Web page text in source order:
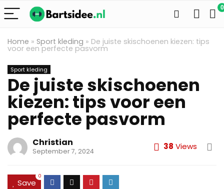
0
Home » Sport kleding » De juiste skischoenen kiezen: tips
voor een perfecte pasvorm
Sport kleding
De juiste skischoenen
kiezen: tips voor een
perfecte pasvorm
Christian
September 7, 2024 38 Views
Save
0